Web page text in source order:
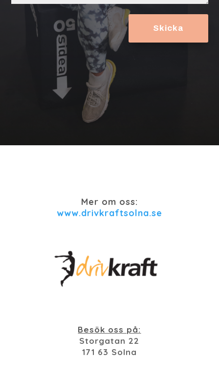
Skicka
Mer om oss:
www.drivkraftsolna.se
Besök oss på:
Storgatan 22
171 63 Solna